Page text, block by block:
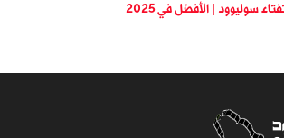
سوليوود | الأفضل في 2025